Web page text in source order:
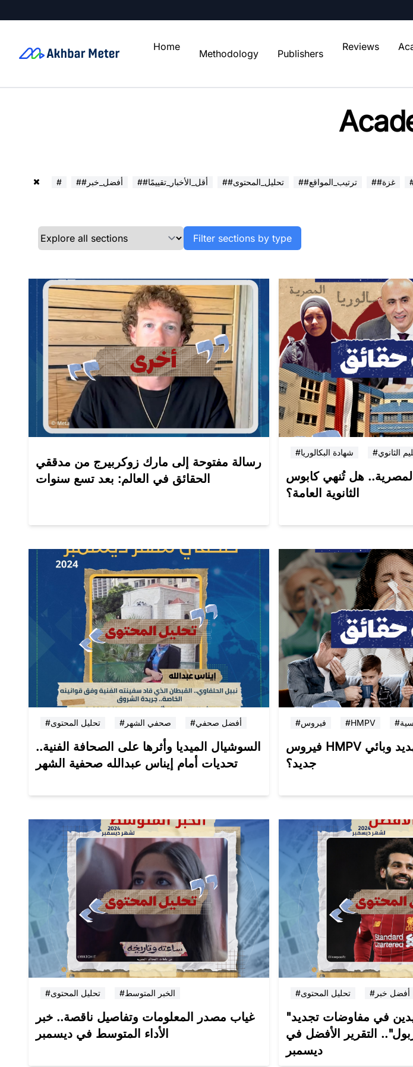
Home
Methodology Publishers
Reviews
# ##أفضل_خبر ##أقل_الأخبار_تقييمًا ##تحليل_المحتوى ##ترتيب_المواقع ##غزة
Filter sections by type
رسالة مفتوحة إلى مارك زوكربيرج من مدققي
الحقائق في العالم: بعد تسع سنوات
#شهادة البكالوريا الثانوي
المصرية.. هل تُنهي كابوس
الثانوية العامة؟
#تحليل المحتوى #صحفي الشهر #أفضل صحفي
السوشيال الميديا وأثرها على الصحافة الفنية..
تحديات أمام إيناس عبدالله صحفية الشهر
#فيروس #HMPV
فيروس HMPV هل نحن أمام تهديد وبائي
جديد؟
#تحليل المحتوى #الخبر المتوسط
غياب مصدر المعلومات وتفاصيل ناقصة.. خبر
الأداء المتوسط في ديسمبر
#تحليل المحتوى #أفضل خبر
"صلاح: ما زلنا بعيدين في مفاوضات تجديد
التقرير الأفضل في
ديسمبر